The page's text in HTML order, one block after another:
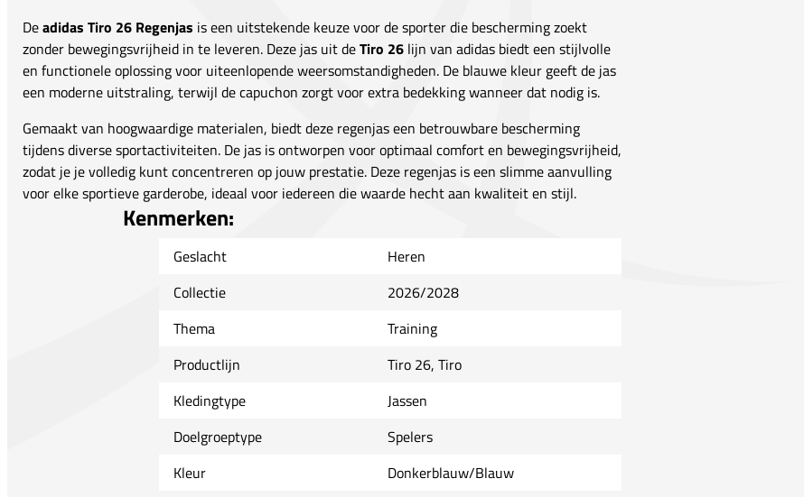
Deadidas Tiro 26 Regenjas is een uitstekende keuze voor de sporter die bescherming zoekt
zonder bewegingsvrijheid in te leveren. Deze jas uit deTiro 26 lijn van adidas biedt een stijlvolle
en functionele oplossing voor uiteenlopende weersomstandigheden. De blauwe kleur geeft de jas
een moderne uitstraling, terwijl de capuchon zorgt voor extra bedekking wanneer dat nodig is.
Gemaakt van hoogwaardige materialen, biedt deze regenjas een betrouwbare bescherming
tijdens diverse sportactiviteiten. De jas is ontworpen voor optimaal comfort en bewegingsvrijheid,
zodat je je volledig kunt concentreren op jouw prestatie. Deze regenjas is een slimme aanvulling
voor elke sportieve garderobe, ideaal voor iedereen die waarde hecht aan kwaliteit en stijl.
Kenmerken:
Geslacht
Heren
Collectie
2026/2028
Thema
Training
Productlijn
Tiro 26, Tiro
Kledingtype
Jassen
Doelgroeptype
Spelers
Kleur
Donkerblauw/Blauw